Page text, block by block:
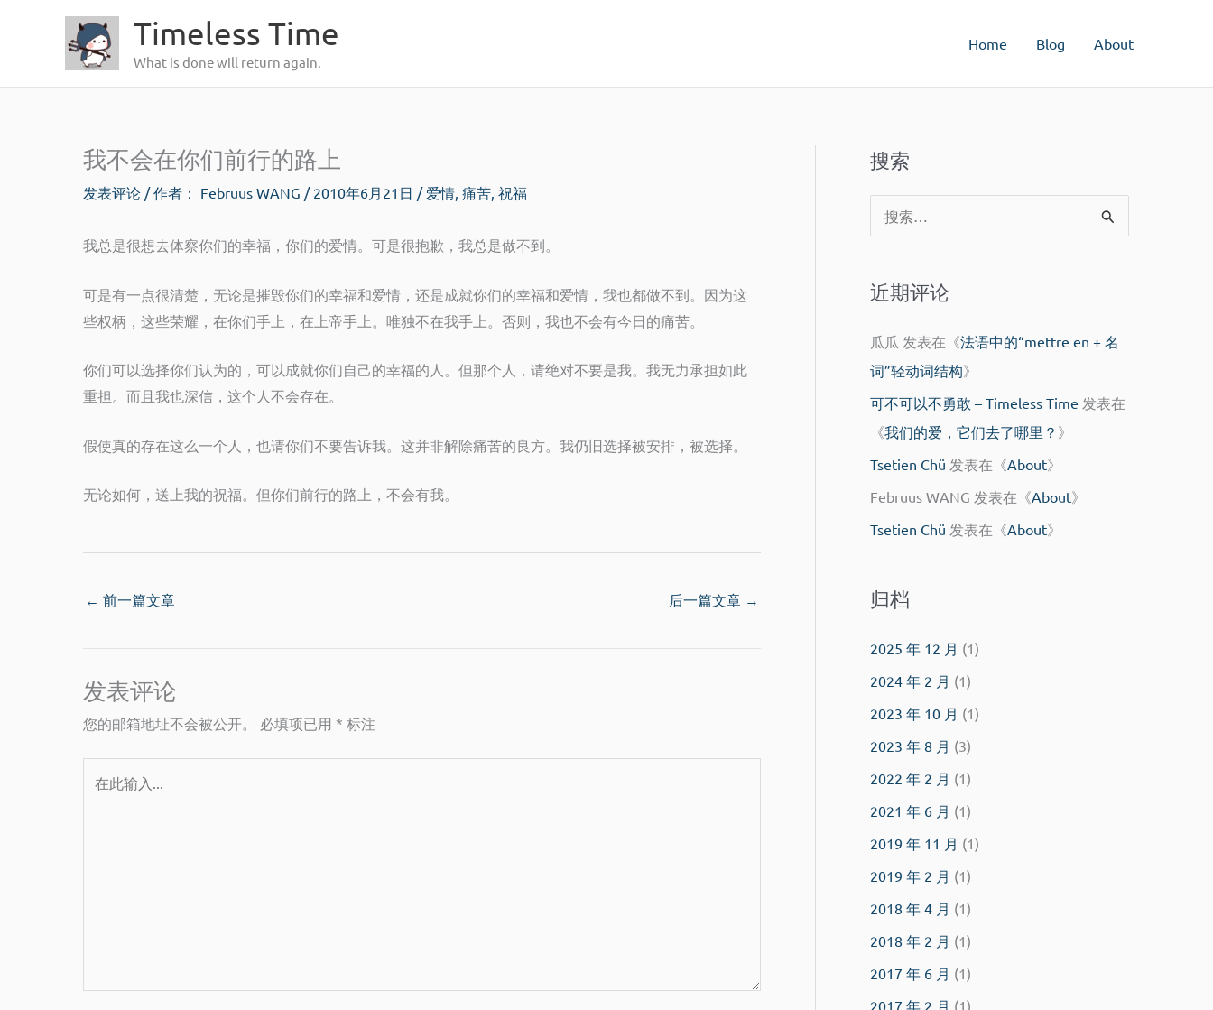
容
Timeless Time
What is done will return again.
Home Blog About
我不会在你们前行的路上
发表评论 / 作者： Februus WANG / 2010年6月21日 / 爱情, 痛苦, 祝福
我总是很想去体察你们的幸福，你们的爱情。可是很抱歉，我总是做不到。
可是有一点很清楚，无论是摧毁你们的幸福和爱情，还是成就你们的幸福和爱情，我也都做不到。因为这
些权柄，这些荣耀，在你们手上，在上帝手上。唯独不在我手上。否则，我也不会有今日的痛苦。
你们可以选择你们认为的，可以成就你们自己的幸福的人。但那个人，请绝对不要是我。我无力承担如此
重担。而且我也深信，这个人不会存在。
假使真的存在这么一个人，也请你们不要告诉我。这并非解除痛苦的良方。我仍旧选择被安排，被选择。
无论如何，送上我的祝福。但你们前行的路上，不会有我。
← 前一篇文章 后一篇文章 →
发表评论
您的邮箱地址不会被公开。 必填项已用 * 标注
搜索
索
近期评论
瓜瓜 发表在《法语中的“mettre en + 名
词”轻动词结构》
可不可以不勇敢 – Timeless Time 发表在
《我们的爱，它们去了哪里？ 》
Tsetien Chü 发表在《About》
Februus WANG 发表在《About》
Tsetien Chü 发表在《About》
归档
2025 年 12 月 (1)
2024 年 2 月 (1)
2023 年 10 月 (1)
2023 年 8 月 (3)
2022 年 2 月 (1)
2021 年 6 月 (1)
2019 年 11 月 (1)
2019 年 2 月 (1)
2018 年 4 月 (1)
2018 年 2 月 (1)
2017 年 6 月 (1)
2017 年 2 月 (1)